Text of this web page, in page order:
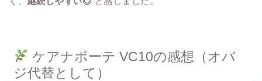
ケアナボーテ VC10の感想（オバ
ジ代替として）